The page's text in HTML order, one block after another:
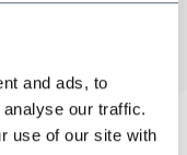
and ads, to
our traffic.
use of our site with